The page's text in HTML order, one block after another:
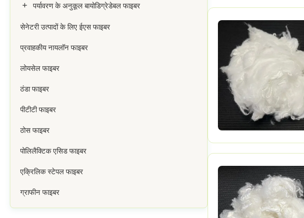
+ पर्यावरण के अनुकूल बायोडिग्रेडेबल फाइबर
सेनेटरी उत्पादों के लिए ईएस फाइबर
प्रवाहकीय नायलॉन फाइबर
लोयसेल फाइबर
ठंडा फाइबर
पीटीटी फाइबर
ठोस फाइबर
पोलिलैक्टिक एसिड फाइबर
एक्रिलिक स्टेपल फाइबर
ग्राफीन फाइबर